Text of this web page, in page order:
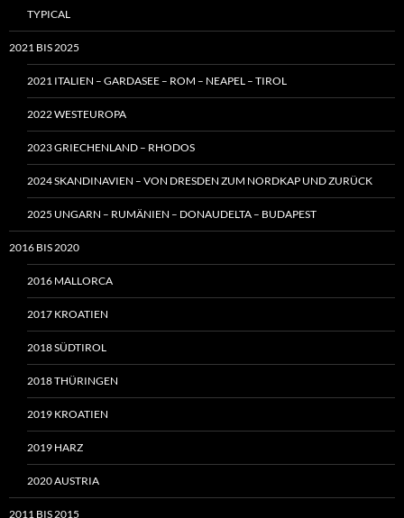
TYPICAL
2021 BIS 2025
2021 ITALIEN – GARDASEE – ROM – NEAPEL – TIROL
2022 WESTEUROPA
2023 GRIECHENLAND – RHODOS
2024 SKANDINAVIEN – VON DRESDEN ZUM NORDKAP UND ZURÜCK
2025 UNGARN – RUMÄNIEN – DONAUDELTA – BUDAPEST
2016 BIS 2020
2016 MALLORCA
2017 KROATIEN
2018 SÜDTIROL
2018 THÜRINGEN
2019 KROATIEN
2019 HARZ
2020 AUSTRIA
2011 BIS 2015